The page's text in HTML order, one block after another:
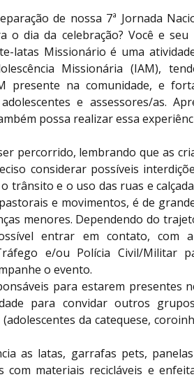
de nossa 7ª Jornada
o dia da celebração? Você e
latas Missionário é uma
Missionária (IAM),
presente na comunidade, e
e assessores/as.
possa realizar essa
percorrido, lembrando que as
considerar possíveis
trânsito e o uso das ruas e
e movimentos, é de
menores. Dependendo do
entrar em contato, com
e/ou Polícia Civil/Militar
o evento.
para estarem presentes
para convidar outros
da catequese,
as latas, garrafas pets,
materiais recicláveis e